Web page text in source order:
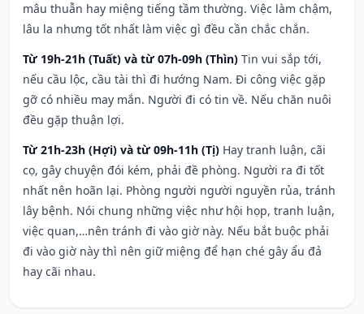
mâu thuẫn hay miệng tiếng tầm thường. Việc làm chậm,
lâu la nhưng tốt nhất làm việc gì đều cần chắc chắn.
Từ 19h-21h (Tuất) và từ 07h-09h (Thìn) Tin vui sắp tới,
nếu cầu lộc, cầu tài thì đi hướng Nam. Đi công việc gặp
gỡ có nhiều may mắn. Người đi có tin về. Nếu chăn nuôi
đều gặp thuận lợi.
Từ 21h-23h (Hợi) và từ 09h-11h (Tị) Hay tranh luận, cãi
cọ, gây chuyện đói kém, phải đề phòng. Người ra đi tốt
nhất nên hoãn lại. Phòng người người nguyền rủa, tránh
lây bệnh. Nói chung những việc như hội họp, tranh luận,
việc quan,…nên tránh đi vào giờ này. Nếu bắt buộc phải
đi vào giờ này thì nên giữ miệng để hạn ché gây ẩu đả
hay cãi nhau.